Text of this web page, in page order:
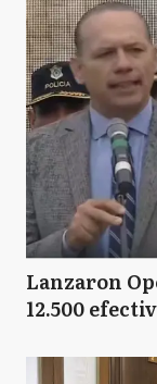
Lanzaron
12.500